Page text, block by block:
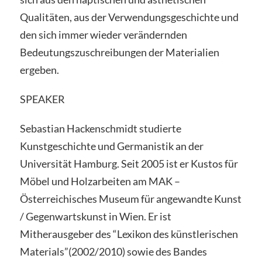
Qualitäten, aus der Verwendungsgeschichte und
den sich immer wieder verändernden
Bedeutungszuschreibungen der Materialien
ergeben.
SPEAKER
Sebastian Hackenschmidt studierte
Kunstgeschichte und Germanistik an der
Universität Hamburg. Seit 2005 ist er Kustos für
Möbel und Holzarbeiten am MAK –
Österreichisches Museum für angewandte Kunst
/ Gegenwartskunst in Wien. Er ist
Mitherausgeber des “Lexikon des künstlerischen
Materials”(2002/2010) sowie des Bandes